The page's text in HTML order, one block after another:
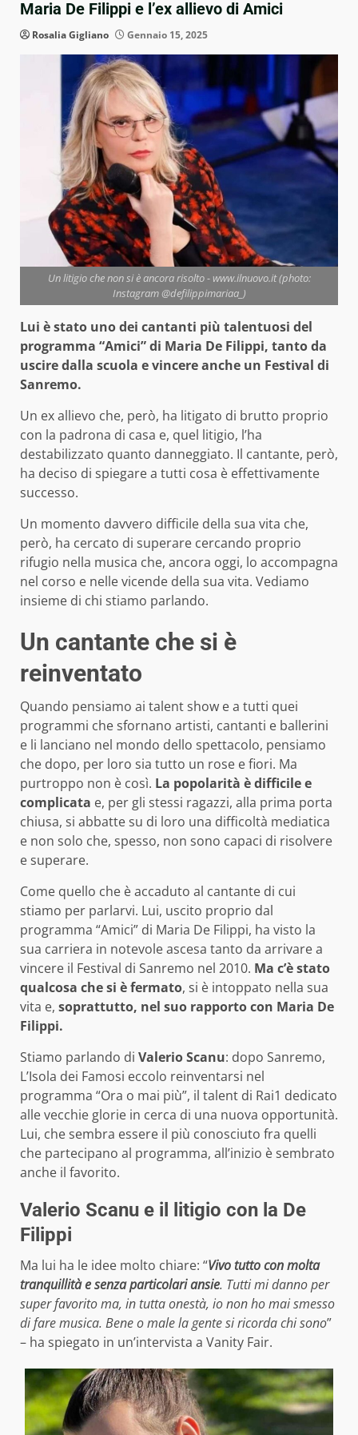
Maria De Filippi e l’ex allievo di Amici
Rosalia Gigliano Gennaio 15, 2025
Un litigio che non si è ancora risolto - www.ilnuovo.it (photo:
Instagram @defilippimariaa_)
Lui è stato uno dei cantanti più talentuosi del
programma “Amici” di Maria De Filippi, tanto da
uscire dalla scuola e vincere anche un Festival di
Sanremo.
Un ex allievo che, però, ha litigato di brutto proprio
con la padrona di casa e, quel litigio, l’ha
destabilizzato quanto danneggiato. Il cantante, però,
ha deciso di spiegare a tutti cosa è effettivamente
successo.
Un momento davvero difficile della sua vita che,
però, ha cercato di superare cercando proprio
rifugio nella musica che, ancora oggi, lo accompagna
nel corso e nelle vicende della sua vita. Vediamo
insieme di chi stiamo parlando.
Un cantante che si è
reinventato
Quando pensiamo ai talent show e a tutti quei
programmi che sfornano artisti, cantanti e ballerini
e li lanciano nel mondo dello spettacolo, pensiamo
che dopo, per loro sia tutto un rose e fiori. Ma
purtroppo non è così. La popolarità è difficile e
complicata e, per gli stessi ragazzi, alla prima porta
chiusa, si abbatte su di loro una difficoltà mediatica
e non solo che, spesso, non sono capaci di risolvere
e superare.
Come quello che è accaduto al cantante di cui
stiamo per parlarvi. Lui, uscito proprio dal
programma “Amici” di Maria De Filippi, ha visto la
sua carriera in notevole ascesa tanto da arrivare a
vincere il Festival di Sanremo nel 2010. Ma c’è stato
qualcosa che si è fermato, si è intoppato nella sua
vita e, soprattutto, nel suo rapporto con Maria De
Filippi.
Stiamo parlando di Valerio Scanu: dopo Sanremo,
L’Isola dei Famosi eccolo reinventarsi nel
programma “Ora o mai più”, il talent di Rai1 dedicato
alle vecchie glorie in cerca di una nuova opportunità.
Lui, che sembra essere il più conosciuto fra quelli
che partecipano al programma, all’inizio è sembrato
anche il favorito.
Valerio Scanu e il litigio con la De
Filippi
Ma lui ha le idee molto chiare: “Vivo tutto con molta
tranquillità e senza particolari ansie. Tutti mi danno per
super favorito ma, in tutta onestà, io non ho mai smesso
di fare musica. Bene o male la gente si ricorda chi sono”
– ha spiegato in un’intervista a Vanity Fair.